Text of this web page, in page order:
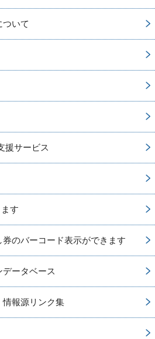
いて
援サービス
す
のバーコード表示ができます
ータベース
情報源リンク集